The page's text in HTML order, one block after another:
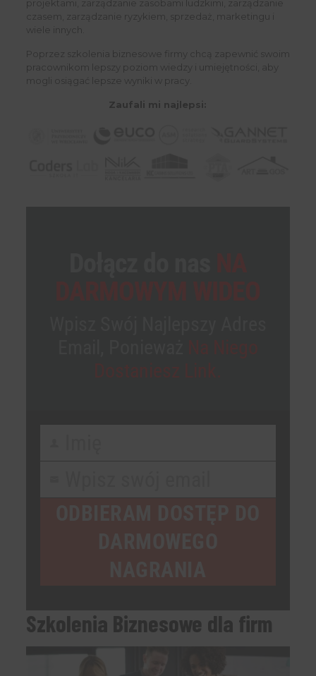
projektami, zarządzanie zasobami ludzkimi, zarządzanie
czasem, zarządzanie ryzykiem, sprzedaż, marketingu i
wiele innych.
Poprzez szkolenia biznesowe firmy chcą zapewnić swoim
pracownikom lepszy poziom wiedzy i umiejętności, aby
mogli osiągać lepsze wyniki w pracy.
Zaufali mi najlepsi:
Szkolenia Biznesowe dla firm